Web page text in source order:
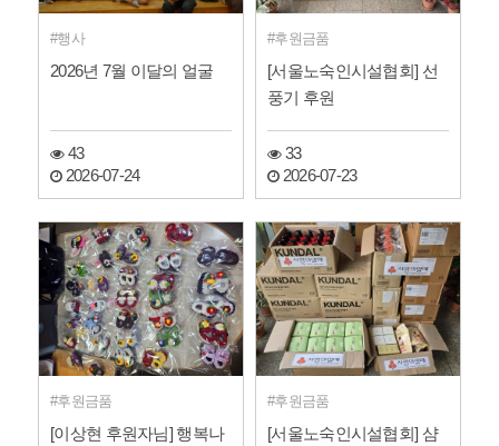
행사
2026년 7월 이달의 얼굴
43
2026-07-24
후원금품
[서울노숙인시설협회] 선
풍기 후원
33
2026-07-23
후원금품
[이상현 후원자님] 행복나
후원금품
[서울노숙인시설협회] 샴